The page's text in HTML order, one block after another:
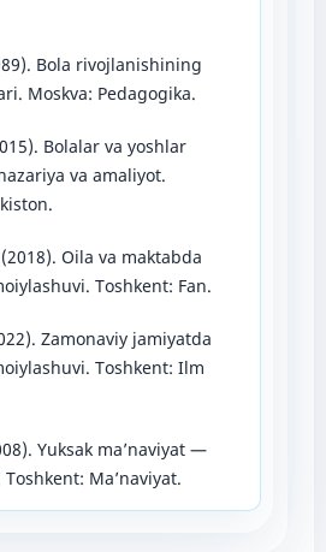
Bola rivojlanishining
Moskva: Pedagogika.
Bolalar va yoshlar
va amaliyot.
Oila va maktabda
Toshkent: Fan.
Zamonaviy jamiyatda
Toshkent: Ilm
Yuksak ma’naviyat —
Ma’naviyat.